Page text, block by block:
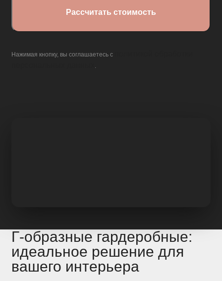
Нажимая кнопку, вы соглашаетесь с
.
Г-образные гардеробные:
идеальное решение для
вашего интерьера